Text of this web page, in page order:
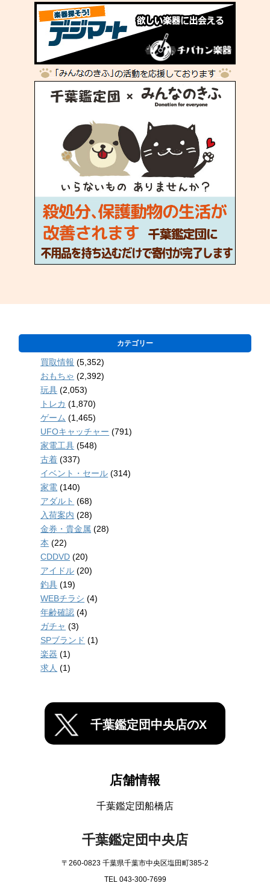
カテゴリー
買取情報 (5,352)
おもちゃ (2,392)
玩具 (2,053)
トレカ (1,870)
ゲーム (1,465)
UFOキャッチャー (791)
家電工具 (548)
古着 (337)
イベント・セール (314)
家電 (140)
アダルト (68)
入荷案内 (28)
金券・貴金属 (28)
本 (22)
CDDVD (20)
アイドル (20)
釣具 (19)
WEBチラシ (4)
年齢確認 (4)
ガチャ (3)
SPブランド (1)
楽器 (1)
求人 (1)
千葉鑑定団中央店のX
店舗情報
千葉鑑定団船橋店
千葉鑑定団中央店
〒260-0823 千葉県千葉市中央区塩田町385-2
TEL 043-300-7699